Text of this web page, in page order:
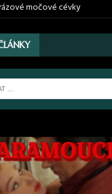
močové cévky